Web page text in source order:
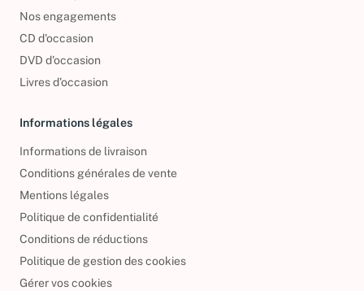
Nos engagements
CD d'occasion
DVD d'occasion
Livres d’occasion
Informations légales
Informations de livraison
Conditions générales de vente
Mentions légales
Politique de confidentialité
Conditions de réductions
Politique de gestion des cookies
Gérer vos cookies